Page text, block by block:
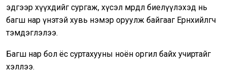
эдгээр хүүхдийг сургаж, хүсэл мөрөөдлөө биелүүлэхэд нь
багш нар үнэтэй хувь нэмэр оруулж байгааг Ерөнхийлөгч
тэмдэглэлээ.
Багш нар бол ёс суртахууны ноён оргил байх учиртайг
хэллээ.